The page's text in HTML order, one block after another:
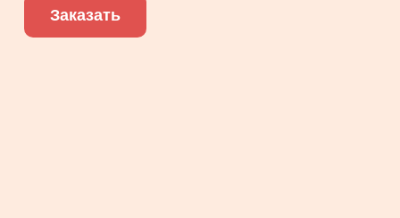
Заказать